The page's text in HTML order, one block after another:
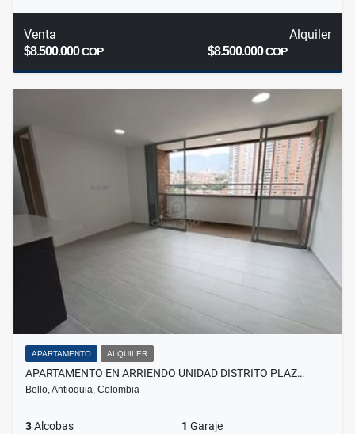
Venta
$8.500.000COP
Alquiler
$8.500.000COP
APARTAMENTO ALQUILER
APARTAMENTO EN ARRIENDO UNIDAD DISTRITO PLAZ…
Bello, Antioquia, Colombia
3Alcobas 1 Garaje